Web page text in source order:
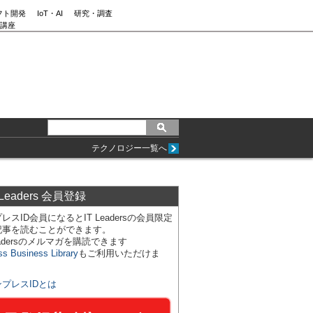
ト開発 IoT・AI
研究・調査
座
テクノロジー一覧へ
会員登録
スID会員になるとIT Leadersの会員限定
を読むことができます。
のメルマガを購読できます
Business Libraryもご利用いただけま
プレスIDとは